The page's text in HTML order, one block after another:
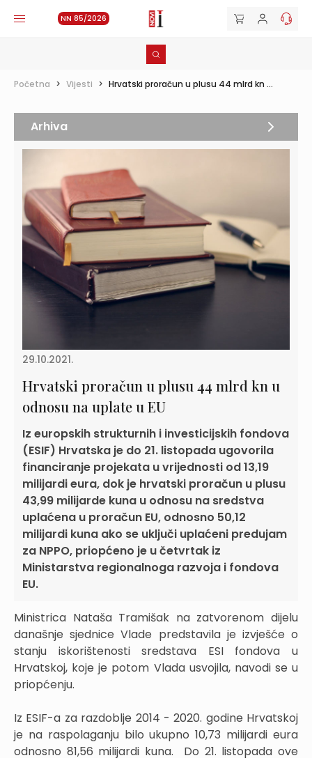
NN 85/2026
Početna > Vijesti > Hrvatski proračun u plusu 44 mlrd kn ...
29.10.2021.
Hrvatski proračun u plusu 44 mlrd kn u
odnosu na uplate u EU
Iz europskih strukturnih i investicijskih fondova
(ESIF) Hrvatska je do 21. listopada ugovorila
financiranje projekata u vrijednosti od 13,19
milijardi eura, dok je hrvatski proračun u plusu
43,99 milijarde kuna u odnosu na sredstva
uplaćena u proračun EU, odnosno 50,12
milijardi kuna ako se uključi uplaćeni predujam
za NPPO, priopćeno je u četvrtak iz
Ministarstva regionalnoga razvoja i fondova
EU.
Ministrica Nataša Tramišak na zatvorenom dijelu
današnje sjednice Vlade predstavila je izvješće o
stanju iskorištenosti sredstava ESI fondova u
Hrvatskoj, koje je potom Vlada usvojila, navodi se u
priopćenju.
Iz ESIF-a za razdoblje 2014 - 2020. godine Hrvatskoj
je na raspolaganju bilo ukupno 10,73 milijardi eura
odnosno 81,56 milijardi kuna. Do 21. listopada ove
Arhiva